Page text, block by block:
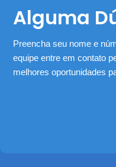
Alguma
Preencha seu nome e
equipe entre em contato
melhores oportunidades